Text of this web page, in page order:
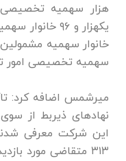
سهمیه تخصیصی امور
میرشمس اضافه کرد:
نهاد‌های ذیربط از
این شرکت معرفی
۳۱۳ متقاضی مورد